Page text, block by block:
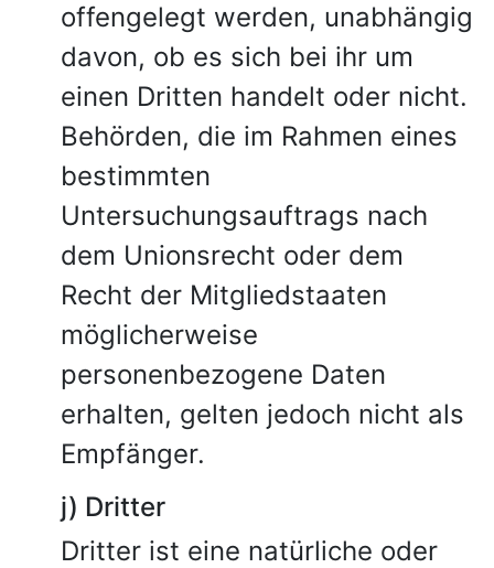
offengelegt werden, unabhängig
davon, ob es sich bei ihr um
einen Dritten handelt oder nicht.
Behörden, die im Rahmen eines
bestimmten
Untersuchungsauftrags nach
dem Unionsrecht oder dem
Recht der Mitgliedstaaten
möglicherweise
personenbezogene Daten
erhalten, gelten jedoch nicht als
Empfänger.
j) Dritter
Dritter ist eine natürliche oder